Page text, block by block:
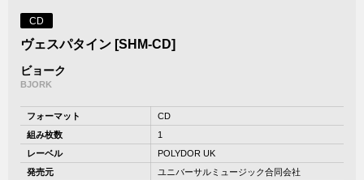
CD
ヴェスパタイン [SHM-CD]
ビョーク
BJORK
フォーマット
CD
組み枚数
1
レーベル
POLYDOR UK
発売元
ユニバーサルミュージック合同会社